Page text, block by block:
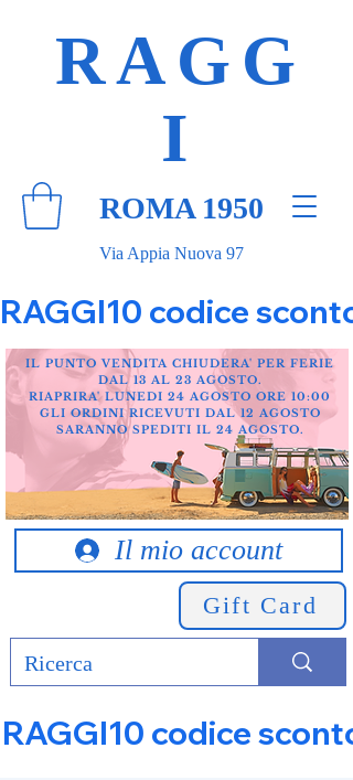
Via Appia Nuova 97
RAGG
I
ROMA 1950
RAGGI10 codice
Il mio account
Gift Card
IL PUNTO VENDITA CHIUDERA' PER FERIE
DAL 13 AL 23 AGOSTO.
RIAPRIRA' LUNEDI 24 AGOSTO ORE 10:00
GLI ORDINI RICEVUTI DAL 12 AGOSTO
SARANNO SPEDITI IL 24 AGOSTO.
RAGGI10 codice